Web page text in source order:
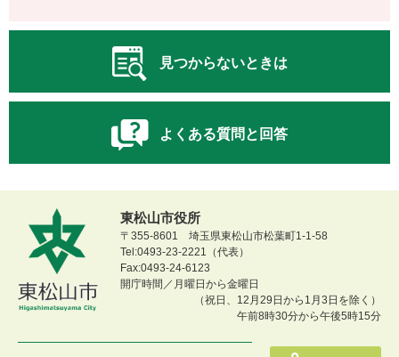
見つからないときは
よくある質問と回答
東松山市役所
〒355-8601 埼玉県東松山市松葉町1-1-58
Tel:0493-23-2221（代表）
Fax:0493-24-6123
開庁時間／月曜日から金曜日
（祝日、12月29日から1月3日を除く）
午前8時30分から午後5時15分